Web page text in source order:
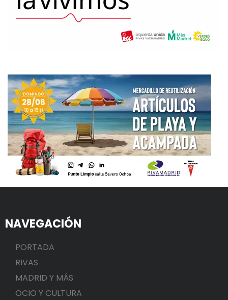
NAVEGACIÓN
PORTADA
RIVAS
MADRID Y MÁS
OCIO Y CULTURA